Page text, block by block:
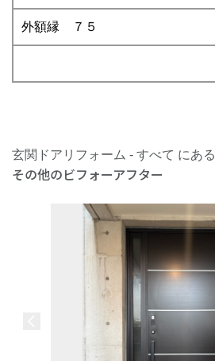
外額縁 ７５
玄関ドアリフォーム - すべて にある
その他のビフォーアフター